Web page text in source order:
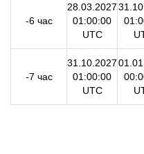
-6 час
28.03.2027
01:00:00
UTC
-7 час
31.10.2027
01:00:00
UTC